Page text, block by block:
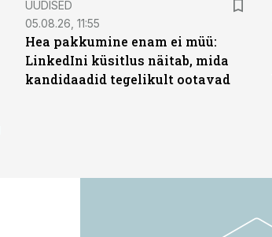
UUDISED
05.08.26, 11:55
Hea pakkumine enam ei müü:
LinkedIni küsitlus näitab, mida
kandidaadid tegelikult ootavad